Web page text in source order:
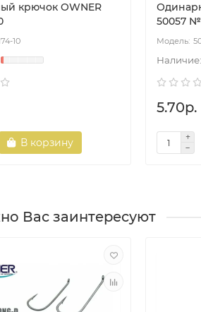
крючок OWNER
10
В корзину
50057
5.70р.
Вас заинтересуют